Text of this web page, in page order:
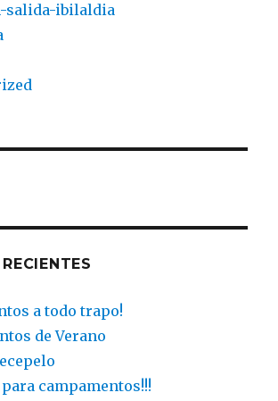
salida-ibilaldia
a todo trapo!
de Verano
campamentos!!!